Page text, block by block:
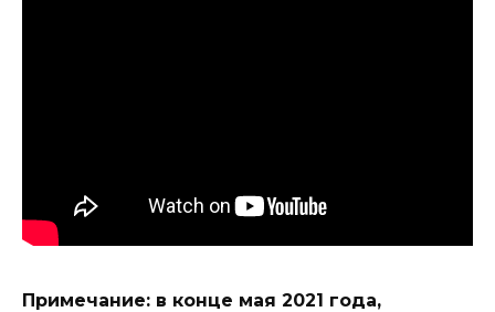
Примечание: в конце мая 2021 года,